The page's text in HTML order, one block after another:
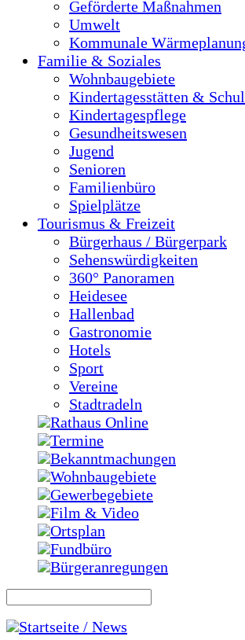
Geförderte Maßnahmen
Umwelt
Kommunale
Familie & Soziales
Wohnbaugebiete
Kindertagesstätten &
Kindertagespflege
Gesundheitswesen
Jugend
Senioren
Familienbüro
Spielplätze
Tourismus & Freizeit
Bürgerhaus / Bürgerpark
Sehenswürdigkeiten
360° Panoramen
Heidesee
Hallenbad
Gastronomie
Hotels
Sport
Vereine
Stadtradeln
Rathaus Online
Termine
Bekanntmachungen
Wohnbaugebiete
Gewerbegebiete
Film & Video
Ortsplan
Fundbüro
Bürgeranregungen
Startseite / News